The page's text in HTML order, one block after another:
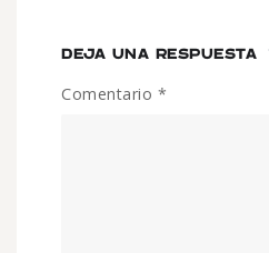
DEJA UNA RESPUESTA
Comentario *